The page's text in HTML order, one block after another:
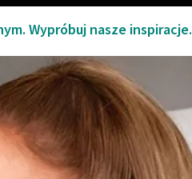
Wypróbuj nasze inspiracje.